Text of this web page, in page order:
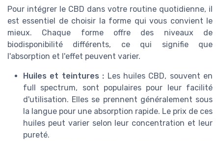
Pour intégrer le CBD dans votre routine quotidienne, il
est essentiel de choisir la forme qui vous convient le
mieux. Chaque forme offre des niveaux de
biodisponibilité différents, ce qui signifie que
l'absorption et l'effet peuvent varier.
Huiles et teintures : Les huiles CBD, souvent en
full spectrum, sont populaires pour leur facilité
d'utilisation. Elles se prennent généralement sous
la langue pour une absorption rapide. Le prix de ces
huiles peut varier selon leur concentration et leur
pureté.